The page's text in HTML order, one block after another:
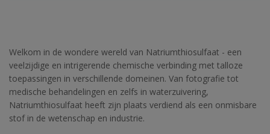
Welkom in de wondere wereld van Natriumthiosulfaat - een
veelzijdige en intrigerende chemische verbinding met talloze
toepassingen in verschillende domeinen. Van fotografie tot
medische behandelingen en zelfs in waterzuivering,
Natriumthiosulfaat heeft zijn plaats verdiend als een onmisbare
stof in de wetenschap en industrie.